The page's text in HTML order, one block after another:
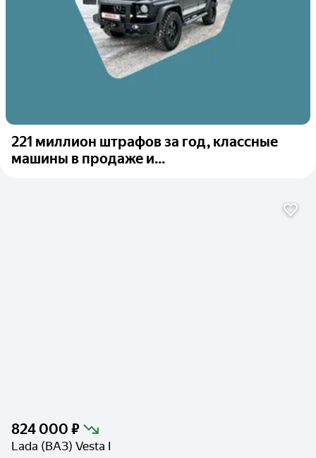
221 миллион штрафов за год, классные
машины в продаже и...
824 000 ₽
Lada (ВАЗ) Vesta I